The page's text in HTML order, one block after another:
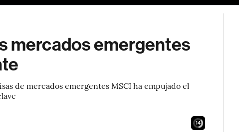
mercados emergentes
de mercados emergentes MSCI ha empujado el
13